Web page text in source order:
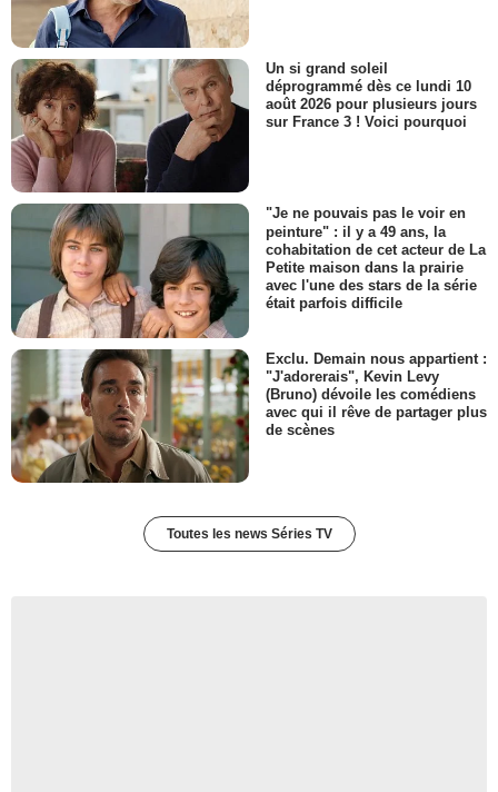
Un si grand soleil
déprogrammé dès ce lundi 10
août 2026 pour plusieurs jours
sur France 3 ! Voici pourquoi
"Je ne pouvais pas le voir en
peinture" : il y a 49 ans, la
cohabitation de cet acteur de La
Petite maison dans la prairie
avec l'une des stars de la série
était parfois difficile
Exclu. Demain nous appartient :
"J'adorerais", Kevin Levy
(Bruno) dévoile les comédiens
avec qui il rêve de partager plus
de scènes
Toutes les news Séries TV